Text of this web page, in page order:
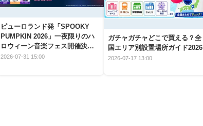
ピューロランド発「SPOOKY
PUMPKIN 2026」一夜限りのハ
ロウィーン音楽フェス開催決
定！
2026-07-31 15:00
ガチャガチャどこで買える？全
国エリア別設置場所ガイド2026
2026-07-17 13:00